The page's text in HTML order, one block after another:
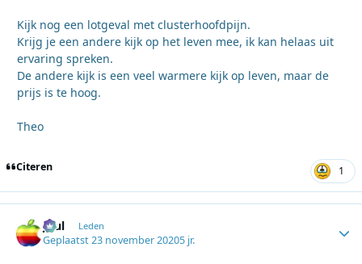
Kijk nog een lotgeval met clusterhoofdpijn.
Krijg je een andere kijk op het leven mee, ik kan helaas uit
ervaring spreken.
De andere kijk is een veel warmere kijk op leven, maar de
prijs is te hoog.
Theo
Citeren 1
Juul Leden
Geplaatst23 november 20205 jr.